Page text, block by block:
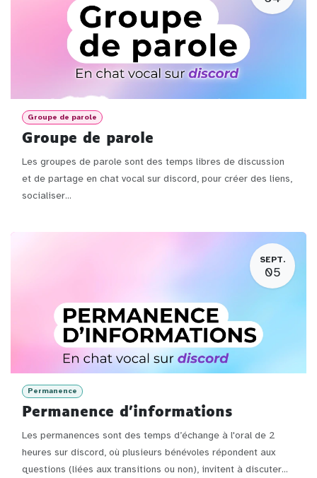
Groupe de parole
Groupe de parole
Les groupes de parole sont des temps libres de discussion
et de partage en chat vocal sur discord, pour créer des liens,
socialiser...
SEPT.
05
Permanence
Permanence d'informations
Les permanences sont des temps d’échange à l'oral de 2
heures sur discord, où plusieurs bénévoles répondent aux
questions (liées aux transitions ou non), invitent à discuter...